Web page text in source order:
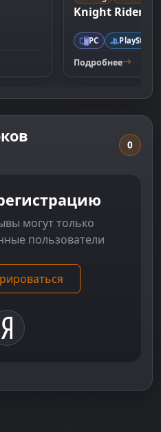
Knight Rider:
PC
Подробнее
0
могут только
пользователи